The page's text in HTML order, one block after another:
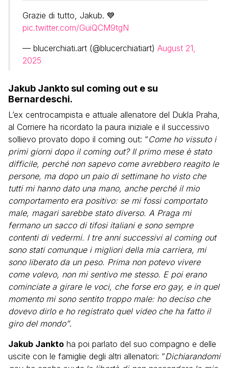
Grazie di tutto, Jakub. 💙
pic.twitter.com/GuiQCM9tgN
— blucerchiati.art (@blucerchiatiart) August 21,
2025
Jakub Jankto sul coming out e su
Bernardeschi.
L’ex centrocampista e attuale allenatore del Dukla Praha,
al Corriere ha ricordato la paura iniziale e il successivo
sollievo provato dopo il coming out: “Come ho vissuto i
primi giorni dopo il coming out? Il primo mese è stato
difficile, perché non sapevo come avrebbero reagito le
persone, ma dopo un paio di settimane ho visto che
tutti mi hanno dato una mano, anche perché il mio
comportamento era positivo: se mi fossi comportato
male, magari sarebbe stato diverso. A Praga mi
fermano un sacco di tifosi italiani e sono sempre
contenti di vedermi. I tre anni successivi al coming out
sono stati comunque i migliori della mia carriera, mi
sono liberato da un peso. Prima non potevo vivere
come volevo, non mi sentivo me stesso. E poi erano
cominciate a girare le voci, che forse ero gay, e in quel
momento mi sono sentito troppo male: ho deciso che
dovevo dirlo e ho registrato quel video che ha fatto il
giro del mondo”.
Jakub Jankto ha poi parlato del suo compagno e delle
uscite con le famiglie degli altri allenatori: “Dichiarandomi